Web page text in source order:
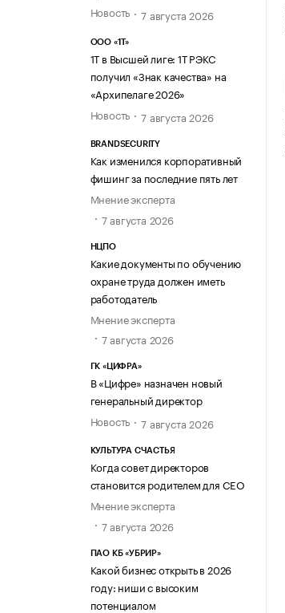
Новость
7 августа 2026
ООО «1Т»
1Т в Высшей лиге: 1Т РЭКС
получил «Знак качества» на
«Архипелаге 2026»
Новость
7 августа 2026
BRANDSECURITY
Как изменился корпоративный
фишинг за последние пять лет
Мнение эксперта
7 августа 2026
НЦПО
Какие документы по обучению
охране труда должен иметь
работодатель
Мнение эксперта
7 августа 2026
ГК «ЦИФРА»
В «Цифре» назначен новый
генеральный директор
Новость
7 августа 2026
КУЛЬТУРА СЧАСТЬЯ
Когда совет директоров
становится родителем для CEO
Мнение эксперта
7 августа 2026
ПАО КБ «УБРИР»
Какой бизнес открыть в 2026
году: ниши с высоким
потенциалом